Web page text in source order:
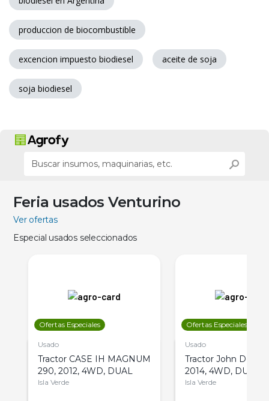
produccion de biocombustible
excencion impuesto biodiesel aceite de soja
soja biodiesel
Feria usados Venturino
Ver ofertas
Especial usados seleccionados
Ofertas Especiales
Usado
Tractor CASE IH MAGNUM
290, 2012, 4WD, DUAL
Isla Verde
Ofertas Especiales
Usado
Tractor John Deere
2014, 4WD, DUAL
Isla Verde